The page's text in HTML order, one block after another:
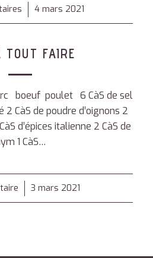
4 mars 2021
TOUT FAIRE
boeuf poulet 6 CàS de sel
2 CàS de poudre d’oignons 2
d’épices italienne 2 CàS de
1 CàS…
3 mars 2021